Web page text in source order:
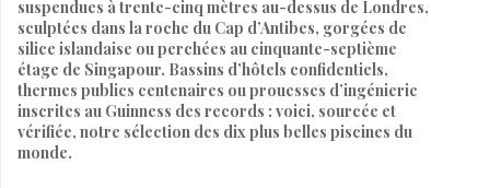
suspendues à trente-cinq mètres au-dessus de Londres,
sculptées dans la roche du Cap d’Antibes, gorgées de
silice islandaise ou perchées au cinquante-septième
étage de Singapour. Bassins d’hôtels confidentiels,
thermes publics centenaires ou prouesses d’ingénierie
inscrites au Guinness des records : voici, sourcée et
vérifiée, notre sélection des dix plus belles piscines du
monde.